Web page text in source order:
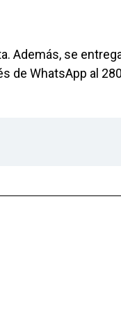
Además, se
de WhatsApp al